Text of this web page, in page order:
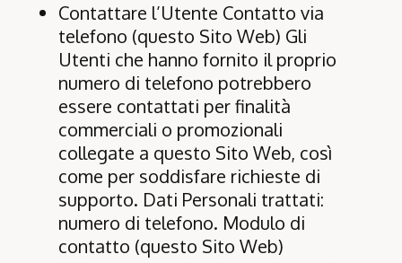
Contattare l’Utente Contatto via
telefono (questo Sito Web) Gli
Utenti che hanno fornito il proprio
numero di telefono potrebbero
essere contattati per finalità
commerciali o promozionali
collegate a questo Sito Web, così
come per soddisfare richieste di
supporto. Dati Personali trattati:
numero di telefono. Modulo di
contatto (questo Sito Web)